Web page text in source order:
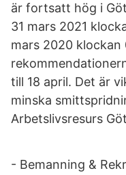
är fortsatt hög i
31 mars 2021
mars 2020 klockan
till 18 april. Det är
minska
Arbetslivsresurs
- Bemanning &